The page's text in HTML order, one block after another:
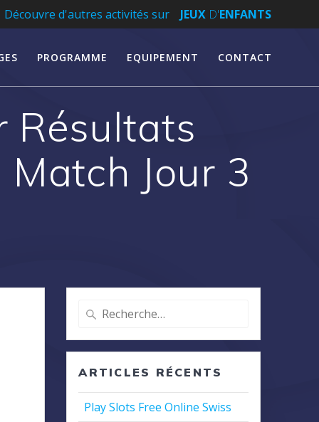
Découvre d'autres activités sur JEUXD'ENFANTS
PROGRAMME EQUIPEMENT CONTACT
Résultats
Jour 3
Recherche
:
ARTICLES RÉCENTS
Play Slots Free Online Swiss